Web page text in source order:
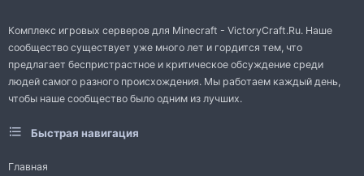
Комплекс игровых серверов для Minecraft - VictoryCraft.Ru. Наше
сообщество существует уже много лет и гордится тем, что
предлагает беспристрастное и критическое обсуждение среди
людей самого разного происхождения. Мы работаем каждый день,
чтобы наше сообщество было одним из лучших.
Быстрая навигация
Главная